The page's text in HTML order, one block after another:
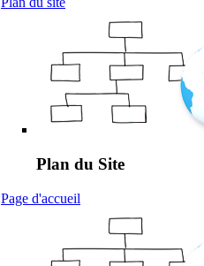
Plan du Site
Page d'accueil